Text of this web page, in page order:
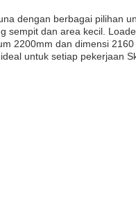
dengan berbagai pilihan
sempit dan area kecil.
2200mm dan dimensi
untuk setiap pekerjaan